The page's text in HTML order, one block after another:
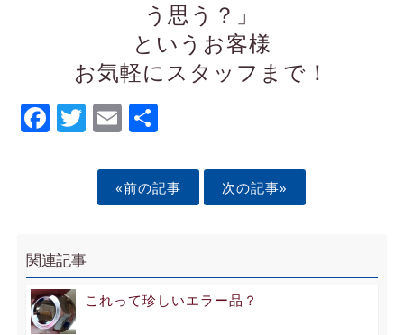
う思う？」
というお客様
お気軽にスタッフまで！
Facebook
Twitter
EmailShare
«前の記事 次の記事»
関連記事
これって珍しいエラー品？